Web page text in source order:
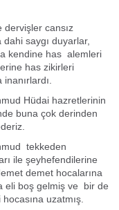
dervişler cansız
dahi saygı duyarlar,
kendine has alemleri
has zikirleri
Hüdai hazretlerinin
buna çok derinden
tekkeden
ile şeyhefendilerine
demet hocalarına
eli boş gelmiş ve bir de
uzatmış.